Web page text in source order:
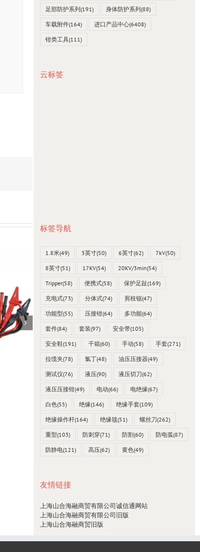
23 12 月, 2021
足部防护系列(191) 身体防护系列(88)
车载附件(164) 进口产品中心(6408)
钳类工具(111)
云标签
标签导航
1.8米(49) 3英寸(50) 6英寸(62) 7kV(50)
8英寸(51) 17KV(54) 20KV/3min(54)
Tripper(58) 便携式(58) 保护足趾(169)
充电式(73) 分体式(74) 剪枝锯(47)
功能型(55) 压接钳(64) 多功能(64)
套件(84) 套装(97) 安全带(105)
安全鞋(191) 干箱(60) 手动(58) 手套(271)
拉缆夹(78) 氯丁(48) 油压压接器(49)
测试仪(76) 液压(90) 液压切刀(62)
液压压接钳(49) 电动(66) 电绝缘(67)
白色(55) 绝缘(146) 绝缘手套(109)
绝缘操作杆(164) 绝缘毯(51) 螺丝刀(262)
重型(103) 防刺穿(71) 防割(60) 防电弧(87)
防静电(121) 高压(62) 黄色(49)
友情链接
上海山合海融商贸有限公司诚信通网站
上海山合海融商贸有限公司旧版
上海山合海融商贸旧版